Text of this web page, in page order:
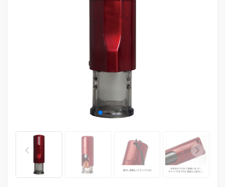
keyboard_arrow_left keyboard_arrow_right